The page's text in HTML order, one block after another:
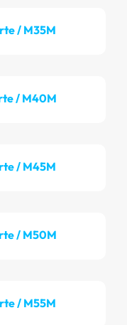
/ M35M
/ M40M
/ M45M
/ M50M
/ M55M